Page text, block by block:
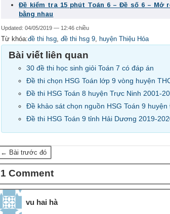
Đề kiểm tra 15 phút Toán 6 – Đề số 6 – Mở
bằng nhau
Updated: 04/05/2019 — 12:46 chiều
Từ khóa:đề thi hsg ,đề thi hsg 9 huyện Thiệu Hóa
Bài viết liên quan
30 đề thi học sinh giỏi Toán 7 có đáp án
Đề thi chọn HSG Toán lớp 9 vòng huyện
Đề thi HSG Toán 8 huyện Trực Ninh 2001-
Đề khảo sát chọn nguồn HSG Toán 9
Đề thi HSG Toán 9 tỉnh Hải Dương 2019-
← Bài trước đó
1 Comment
vu hai hà